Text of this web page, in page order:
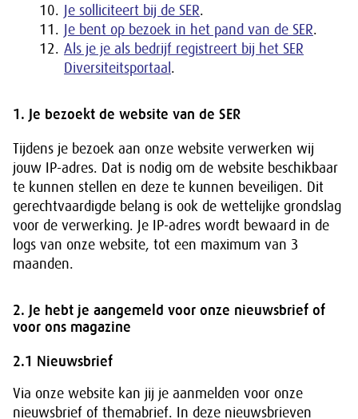
Je solliciteert bij de SER.
Je bent op bezoek in het pand van de SER.
Als je je als bedrijf registreert bij het SER
Diversiteitsportaal .
1. Je bezoekt de website van de SER
Tijdens je bezoek aan onze website verwerken wij
jouw IP-adres. Dat is nodig om de website beschikbaar
te kunnen stellen en deze te kunnen beveiligen. Dit
gerechtvaardigde belang is ook de wettelijke grondslag
voor de verwerking. Je IP-adres wordt bewaard in de
logs van onze website, tot een maximum van 3
maanden.
2. Je hebt je aangemeld voor onze nieuwsbrief of
voor ons magazine
2.1 Nieuwsbrief
Via onze website kan jij je aanmelden voor onze
nieuwsbrief of themabrief. In deze nieuwsbrieven